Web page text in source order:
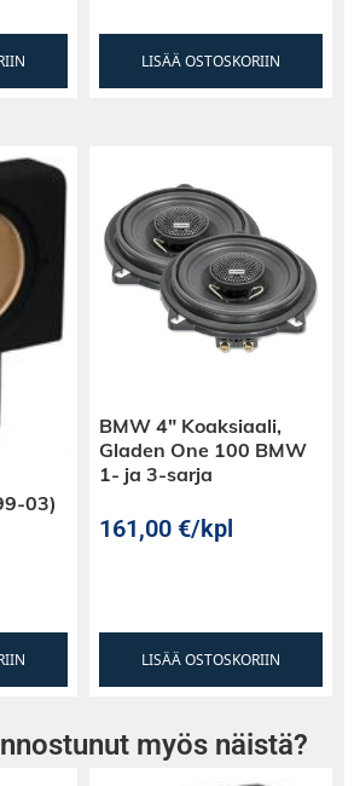
LISÄÄ OSTOSKORIIN
03)
BMW 4″ Koaksiaali,
Gladen One 100 BMW
1- ja 3-sarja
161,00€/kpl
LISÄÄ OSTOSKORIIN
myös näistä?